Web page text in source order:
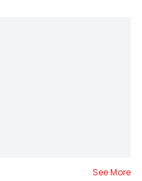
See More